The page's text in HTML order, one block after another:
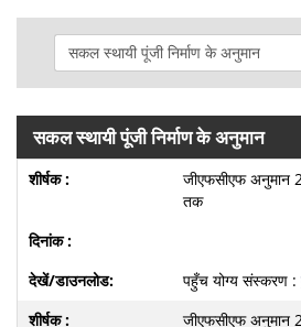
सकल स्थायी पूंजी निर्माण के अनुमान
जीएफसीएफ
तक
पहुँच योग्य संस्करण :
जीएफसीएफ